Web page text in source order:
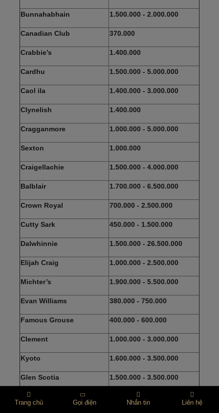
Bunnahabhain 1.500.000 - 2.000.000
Canadian Club 370.000
Crabbie’s 1.400.000
Cardhu 1.500.000 - 5.000.000
Caol ila 1.400.000 - 3.000.000
Clynelish 1.400.000
Cragganmore 1.000.000 - 5.000.000
Sexton 1.000.000
Craigellachie 1.500.000 - 4.000.000
Balblair 1.700.000 - 6.500.000
Crown Royal 700.000 - 2.500.000
Cutty Sark 450.000 - 1.500.000
Dalwhinnie 1.500.000 - 26.500.000
Elijah Craig 1.000.000 - 2.500.000
Michter’s 1.900.000 - 5.500.000
Evan Williams 380.000 - 750.000
Famous Grouse 400.000 - 600.000
Clement 1.000.000 - 3.000.000
Kyoto 1.600.000 - 3.500.000
Glen Scotia 1.500.000 - 3.500.000
Glen Grant 1.400.000 - 4.500.000
Trang chủ Gọi điện Nhắn tin Liên hệ